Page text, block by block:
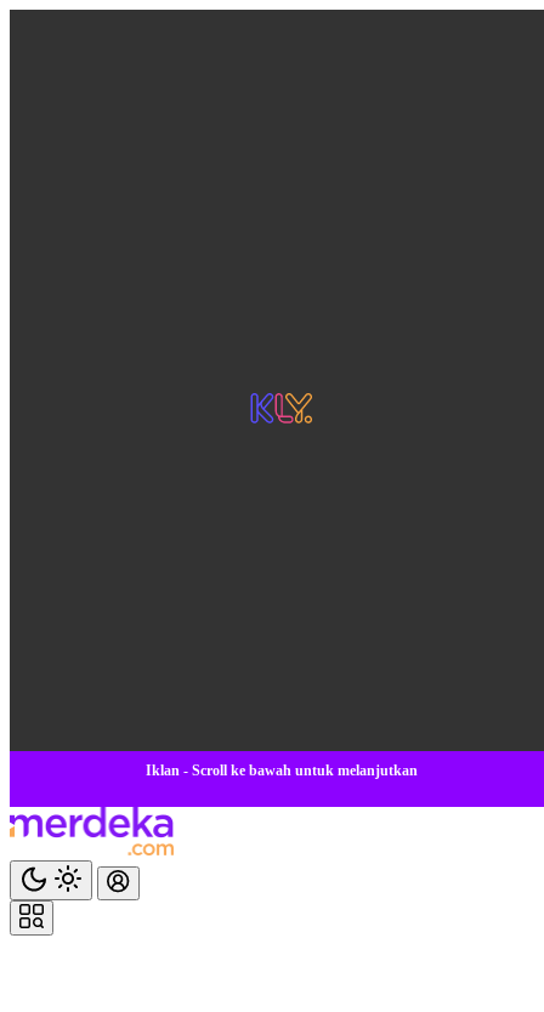
Iklan - Scroll ke bawah untuk melanjutkan